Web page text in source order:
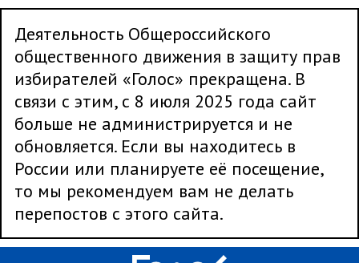
Деятельность Общероссийского
общественного движения в защиту прав
избирателей «Голос» прекращена. В
связи с этим, с 8 июля 2025 года сайт
больше не администрируется и не
обновляется. Если вы находитесь в
России или планируете её посещение,
то мы рекомендуем вам не делать
перепостов с этого сайта.